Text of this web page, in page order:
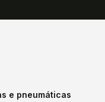
e pneumáticas